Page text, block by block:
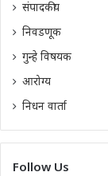
संपादकीय
निवडणूक
गुन्हे विषयक
आरोग्य
निधन वार्ता
Follow Us